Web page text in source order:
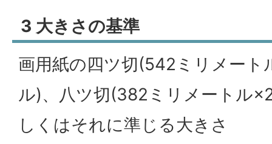
3 大きさの基準
画用紙の四ツ切(542ミリメー
ル)、八ツ切(382ミリメートル
しくはそれに準じる大きさ